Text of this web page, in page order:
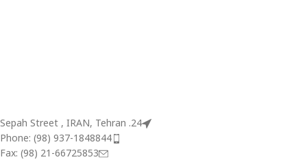
24. Sepah Street , IRAN, Tehran
Phone: (98) 937-1848844
Fax: (98) 21-66725853